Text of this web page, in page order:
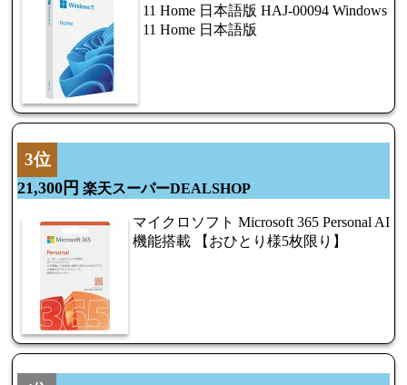
11 Home 日本語版 HAJ-00094 Windows
11 Home 日本語版
3位
21,300円 楽天スーパーDEALSHOP
マイクロソフト Microsoft 365 Personal AI
機能搭載 【おひとり様5枚限り】